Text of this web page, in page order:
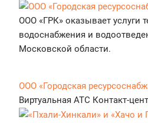
ООО «ГРК» оказывает услуги
водоснабжения и
Московской области.
ООО «Городская
Виртуальная АТС Контакт-